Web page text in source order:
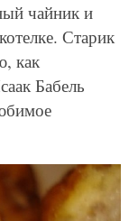
чайник и
Старик
как
Бабель